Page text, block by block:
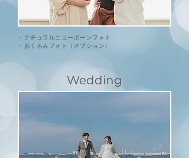
・ナチュラルニューボーンフォト
​・おくるみフォト（オプション）
Wedding